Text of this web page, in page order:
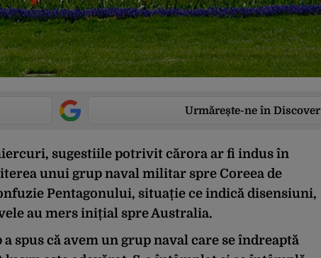
Urmărește-ne în Discover
sugestiile potrivit cărora ar fi indus în
unui grup naval militar spre Coreea de
Pentagonului, situație ce indică disensiuni,
au mers inițial spre Australia.
spus că avem un grup naval care se îndreaptă